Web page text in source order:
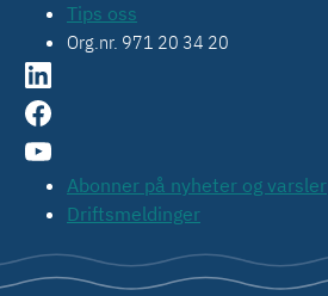
Tips oss
Org.nr. 971 20 34 20
Abonner på nyheter og varsler
Driftsmeldinger